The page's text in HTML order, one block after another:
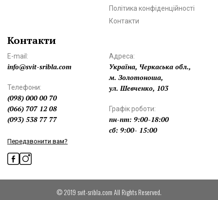
Політика конфіденційності
Контакти
Контакти
E-mail:
info@svit-sribla.com
Телефони:
(098) 000 00 70
(066) 707 12 08
(093) 538 77 77
Передзвонити вам?
Адреса:
Україна, Черкаська обл.,
м. Золотоноша,
ул. Шевченко, 103
Графік роботи:
пн-пт: 9:00-18:00
сб: 9:00- 15:00
© 2019 svit-sribla.com All Rights Reserved.